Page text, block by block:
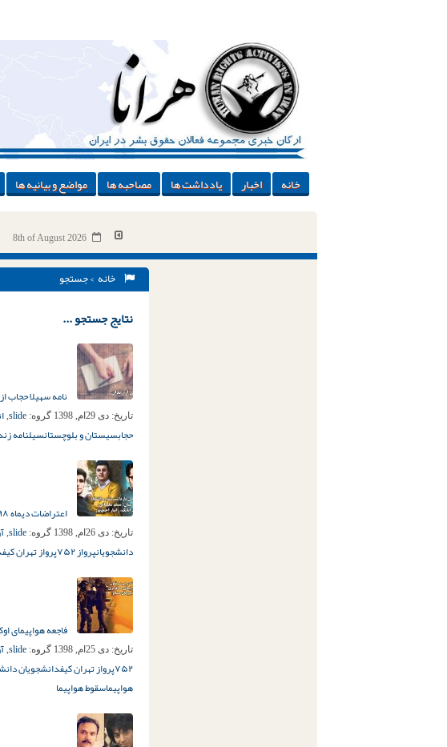
خانه اخبار یادداشت ها مصاحبه ها مواضع و بیانیه ها
8th of August 2026
خانه > جستجو
نتایج جستجو ...
نامه سهیلا حجاب
تاریخ: دی 29ام, 1398 گروه: slide
,
حجابسیستان و بلوچستانسیلنامه
اعتراضات دیماه ۹۸؛ بازداشت سه تن از دانشجویان معترض در دانشگاه کردستان
تاریخ: دی 26ام, 1398 گروه: slide
,
دانشجویانپرواز ۷۵۲ پرواز تهران کیف
فاجعه هواپیمای
تاریخ: دی 25ام, 1398 گروه: slide
,
۷۵۲پرواز تهران کیفدانشجویان
هواپیماسقوط هواپیما